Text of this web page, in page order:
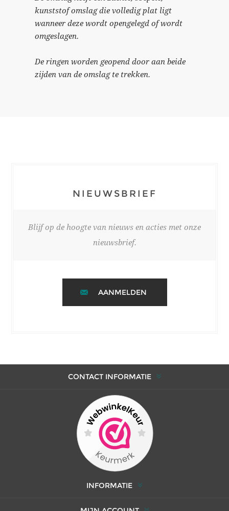
kunststof omslag die volledig plat ligt
wanneer deze wordt opengelegd of wordt
omgeslagen.
De ringen worden geopend door aan beide
zijden van de omslag te trekken.
NIEUWSBRIEF
Blijf op de hoogte van nieuws en acties met onze
nieuwsbrief.
AANMELDEN
CONTACT INFORMATIE
INFORMATIE